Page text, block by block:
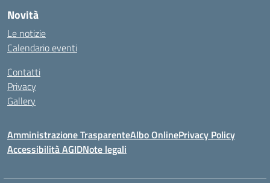
Novità
Le notizie
Calendario eventi
Contatti
Privacy
Gallery
Amministrazione TrasparenteAlbo OnlinePrivacy Policy
Accessibilità AGIDNote legali